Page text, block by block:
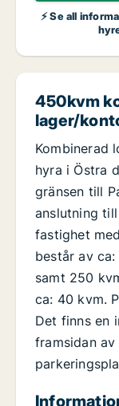
⚡ Se all
450kvm
lager/
Kombinerad
hyra i Östra
gränsen till
anslutning
fastighet
består av
samt 250
ca: 40 kvm.
Det finns en
framsidan